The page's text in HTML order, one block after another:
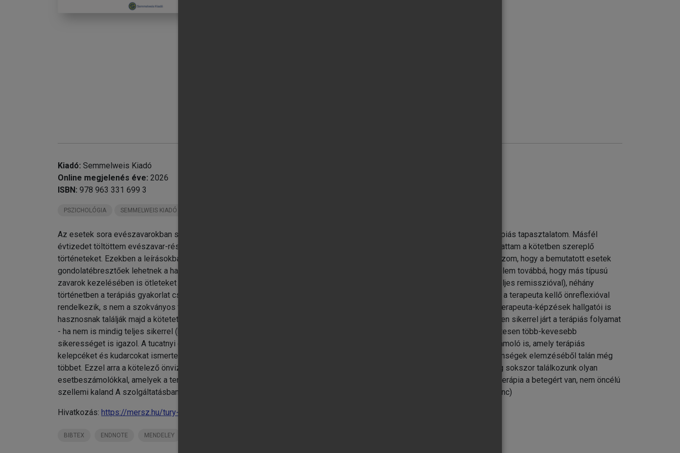
Kiadó: Semmelweis Kiadó
Online megjelenés éve: 2026
ISBN: 978 963 331 699 3
PSZICHOLÓGIA SEMMELWEIS KIADÓ KÖNYVEI
Az esetek sora evészavarokban szenvedők terápiájával kezdődik, hiszen ebből a kórképcsoportból származik a legtöbb terápiás tapasztalatom. Másfél
évtizedet töltöttem evészavar-részlegek élén, többszáz ilyen betegünk volt. Sok tapasztalat gyűlt össze, s ezek közül válogattam a kötetben szereplő
történeteket. Ezekben a leírásokban az orvosi kívánalmak jobban érvényesülnek, mint a pszichoterápiás finomságok. Abban bízom, hogy a bemutatott esetek
gondolatébresztőek lehetnek a hasonló zavarokban szenvedő betegek kezelésével foglalkozó szakemberek számára. Remélem továbbá, hogy más típusú
zavarok kezelésében is ötleteket adhat e néhány írás. Bár az esetek többsége pozitív kimenetellel zárult (ha nem is mindig teljes remisszióval), néhány
történetben a terápiás gyakorlat csapdái, kínlódásai, netán kudarcai mutatkoznak meg. Az utóbbiakból is sokat lehet tanulni, ha a terapeuta kellő önreflexióval
rendelkezik, s nem a szokványos terapeutai hiúság szolgáltat számára könnyedén fellelhető önigazolásokat. Talán a pszichoterapeuta-képzések hallgatói is
hasznosnak találják majd a kötetet. Rögös út a miénk. A pszichoterápia gyógyítást jelent. A gyógyítás azt jelenti, hogy valamilyen sikerrel járt a terápiás folyamat
- ha nem is mindig teljes sikerrel (bár a gyógyulás a teljes tünetmentességre utal). A bemutatott esetleírások zöme természetesen több-kevesebb
sikerességet is igazol. A tucatnyi esetleírás végén azonban - tizemharmadikként, ráadásként - található egy olyan rövid beszámoló is, amely terápiás
kelepcéket és kudarcokat ismertet, illusztrálandó a pszichoterápia nehézségeit is. A sikerekből is lehet tanulni, de a sikertelenségek elemzéséből talán még
többet. Ezzel arra a kötelező önvizsgálatra szeretném felhívni a figyelmet, amely nélkül a pszichoterápia nem végezhető. Elég sokszor találkozunk olyan
esetbeszámolókkal, amelyek a terapeuta érdemeit hivatottak illusztrálni, s a beteg csupán háttértényező marad. Lényeges: a terápia a betegért van, nem öncélú
szellemi kaland A szolgáltatásban nem a szolgáltató a fontos, hanem a kliens. Így lesz a szolgáltatásból szolgálat. (Túry Ferenc)
Hivatkozás: https://mersz.hu/tury-valogatott-pszichoterapias-esettanulmanyok//
BIBTEX ENDNOTE MENDELEY